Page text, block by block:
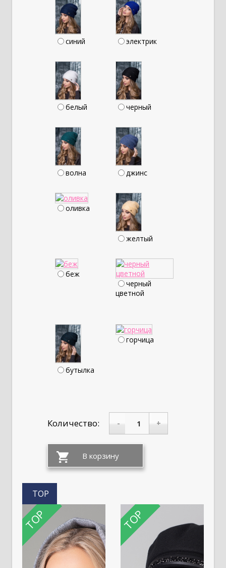
синий электрик
белый черный
волна джинс
оливка
желтый
беж
черный
цветной
бутылка
горчица
Количество: - +
TOP
TOP TOP